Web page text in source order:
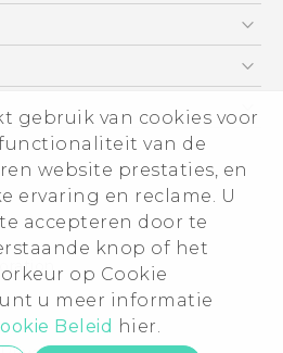
gebruik van cookies voor
van de
website prestaties, en
ervaring en reclame. U
accepteren door te
knop of het
op Cookie
u meer informatie
Beleid hier.
voorschriften
zur Sicherheit und
Bestimmungen
start guide
- User manual
and regulatory guide